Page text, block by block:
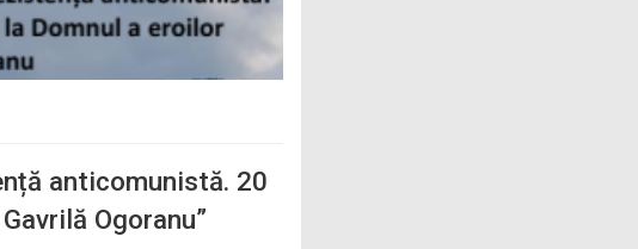
anticomunistă. 20
Ogoranu”